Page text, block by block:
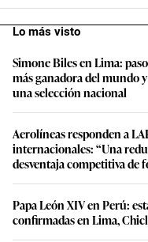
Lo más visto
Simone Biles en Lima:
más ganadora del mundo
una selección nacional
Aerolíneas responden a
internacionales: “Una
desventaja competitiva de
Papa León XIV en Perú:
confirmadas en Lima,